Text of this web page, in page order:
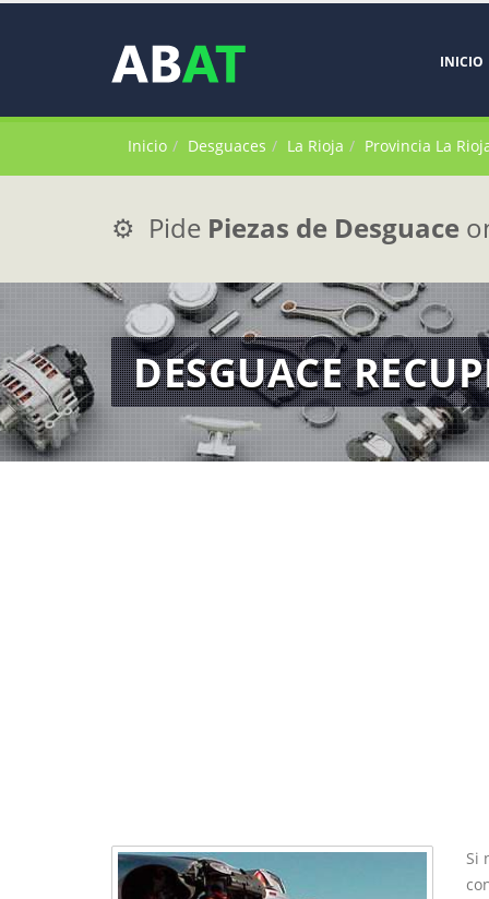
INICIO
Inicio Desguaces La Rioja Provincia La
⚙️ Pide Piezas de Desguace
DESGUACE
Si